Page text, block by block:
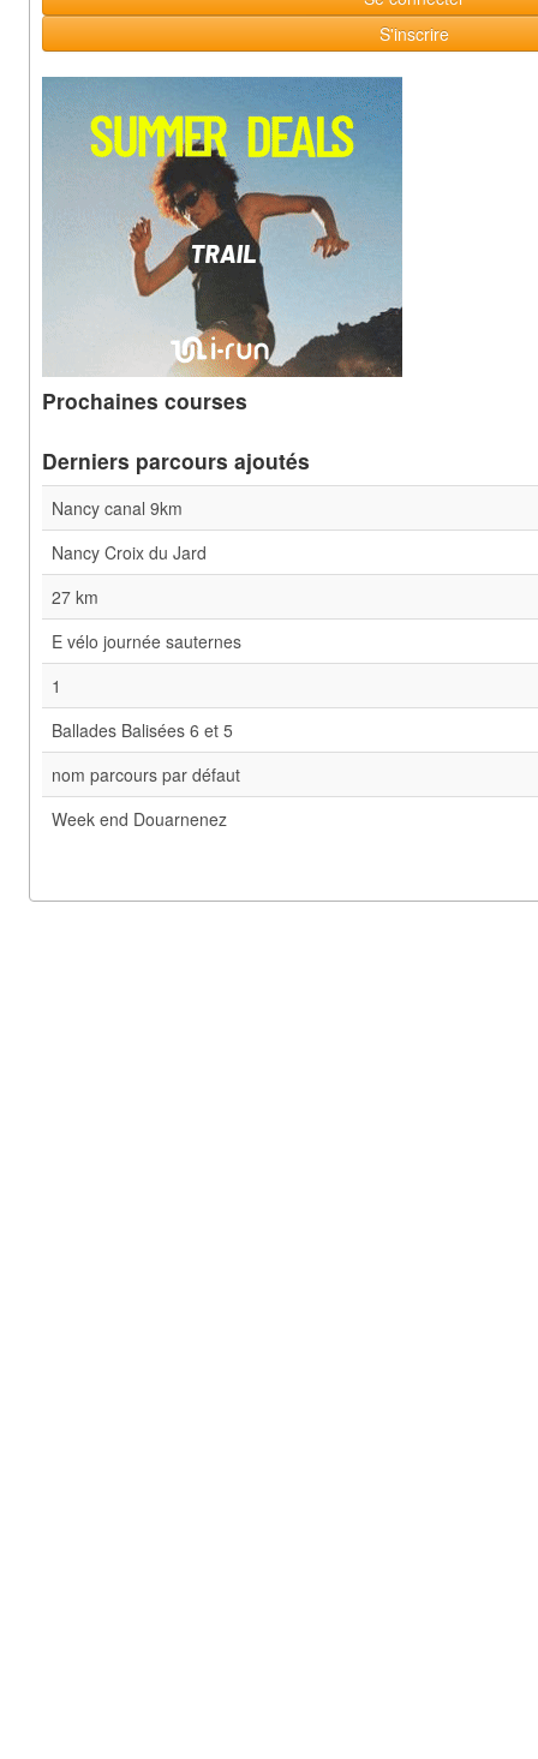
S'inscrire
Prochaines courses
Derniers parcours ajoutés
Nancy canal 9km
Nancy Croix du Jard
27 km
E vélo journée sauternes
1
Ballades Balisées 6 et 5
nom parcours par défaut
Week end Douarnenez